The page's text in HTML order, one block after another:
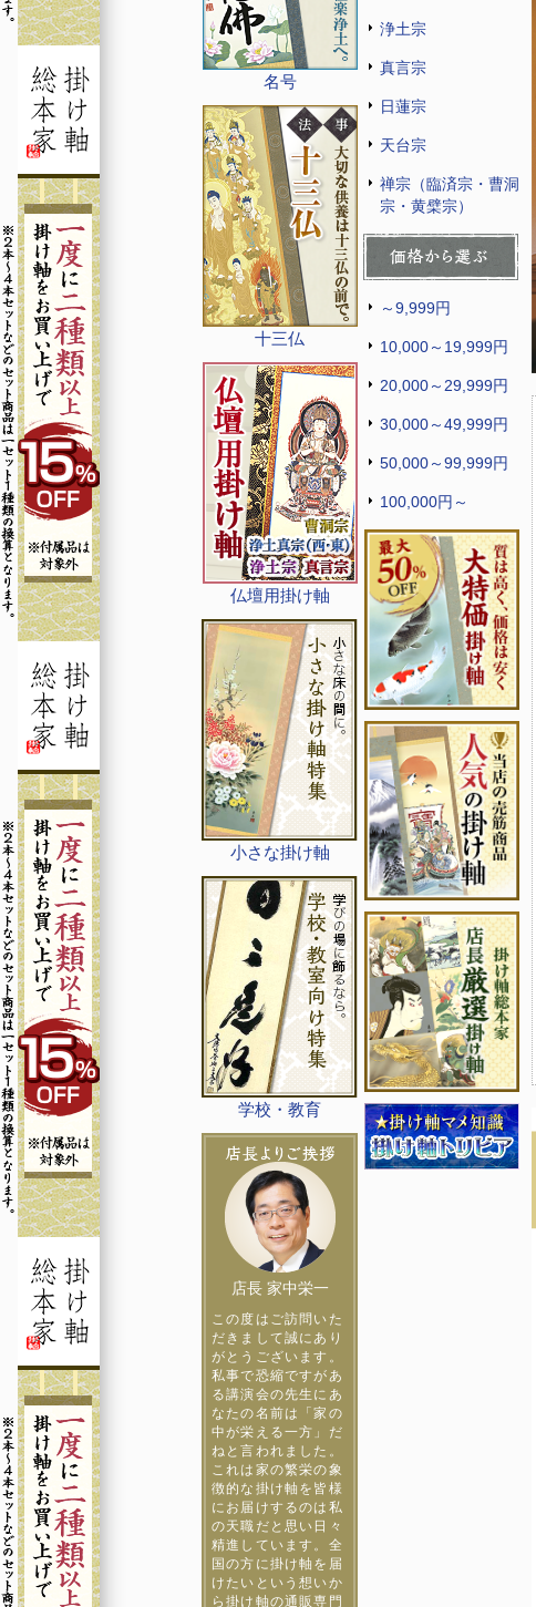
名号
十三仏
仏壇用掛け軸
小さな掛け軸
学校・教育
店長 家中栄一
この度はご訪問いた
だきまして誠にあり
がとうございます。
私事で恐縮ですがあ
る講演会の先生にあ
なたの名前は「家の
中が栄える一方」だ
ねと言われました。
これは家の繁栄の象
徴的な掛け軸を皆様
にお届けするのは私
の天職だと思い日々
精進しています。全
国の方に掛け軸を届
けたいという想いか
ら掛け軸の通販専門
浄土宗
真言宗
日蓮宗
天台宗
禅宗（臨済宗・曹洞
宗・黄檗宗）
～9,999円
10,000～19,999円
20,000～29,999円
30,000～49,999円
50,000～99,999円
100,000円～